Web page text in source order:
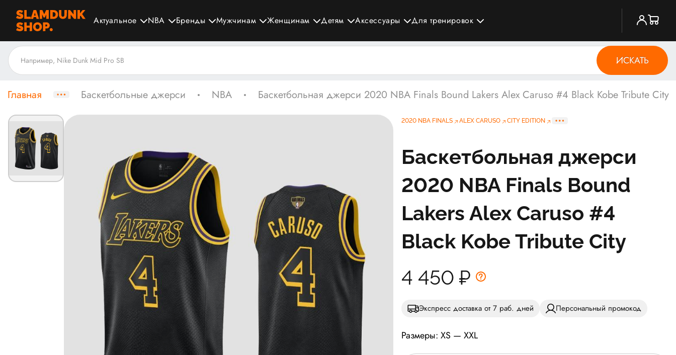
Актуальное NBA Бренды Мужчинам Женщинам Детям Аксессуары Для тренировок
ИСКАТЬ
Главная Баскетбольные джерси NBA Баскетбольная джерси 2020 NBA Finals Bound Lakers Alex Caruso #4 Black Kobe Tribute City
2020 NBA FINALS ALEX CARUSO CITY EDITION
Баскетбольная джерси
2020 NBA Finals Bound
Lakers Alex Caruso #4
Black Kobe Tribute City
4 450 ₽
Экспресс доставка от 7 раб. дней Персональный промокод
Размеры: XS — XXL